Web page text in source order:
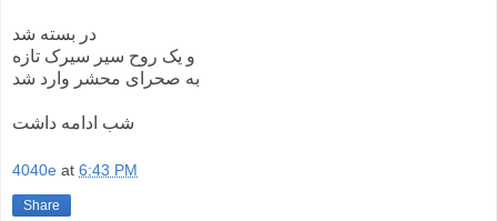
در بسته شد
و یک روح سیر سیرک تازه
به صحرای محشر وارد شد
شب ادامه داشت
4040e at 6:43 PM
Share